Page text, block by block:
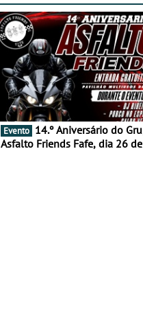
Evento
Asfalto Friends Fafe, dia 26 de